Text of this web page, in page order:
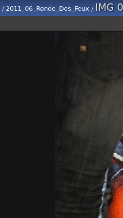
/ 2011_06_Ronde_Des_Feux / IMG